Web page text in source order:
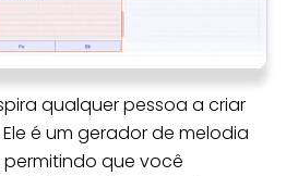
qualquer pessoa a criar
é um gerador de melodia
permitindo que você